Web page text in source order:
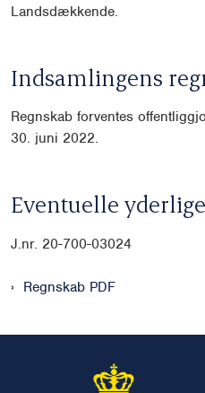
Landsdækkende.
Indsamlingens
Regnskab forventes
30. juni 2022.
Eventuelle
J.nr. 20-700-03024
Regnskab PDF